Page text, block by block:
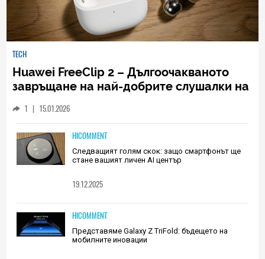
TECH
Huawei FreeClip 2 – Дългоочакваното
завръщане на най-добрите слушалки на
1 | 15.01.2026
HICOMMENT
Следващият голям скок: защо смартфонът ще
стане вашият личен AI център
19.12.2025
HICOMMENT
Представяме Galaxy Z TriFold: бъдещето на
мобилните иновации